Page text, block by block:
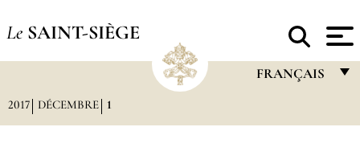
Le SAINT-SIÈGE
FRANÇAIS
2017 DÉCEMBRE 1